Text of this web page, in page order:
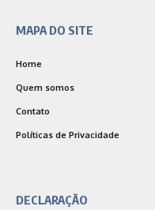
MAPA DO SITE
Home
Quem somos
Contato
Políticas de Privacidade
DECLARAÇÃO